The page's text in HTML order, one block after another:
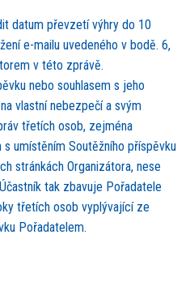
datum převzetí výhry do 10
e-mailu uvedeného v bodě. 6,
v této zprávě.
nebo souhlasem s jeho
vlastní nebezpečí a svým
třetích osob, zejména
s umístěním Soutěžního příspěvku
stránkách Organizátora, nese
tak zbavuje Pořadatele
třetích osob vyplývající ze
Pořadatelem.